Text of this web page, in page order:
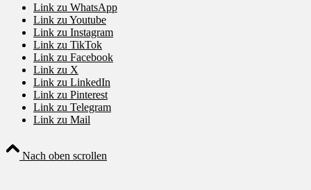
Link zu WhatsApp
Link zu Youtube
Link zu Instagram
Link zu TikTok
Link zu Facebook
Link zu X
Link zu LinkedIn
Link zu Pinterest
Link zu Telegram
Link zu Mail
Nach oben scrollen